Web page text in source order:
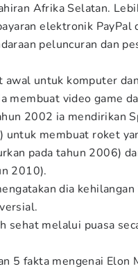
Afrika Selatan.
elektronik PayPal
peluncuran dan
awal untuk komputer
membuat video game
2002 ia mendirikan
untuk membuat roket
pada tahun 2006)
2010).
dia
melalui puasa
5 fakta mengenai Elon